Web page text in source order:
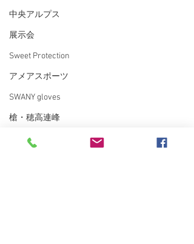
中央アルプス
展示会
Sweet Protection
アメアスポーツ
SWANY gloves
槍・穂高連峰
谷川連峰